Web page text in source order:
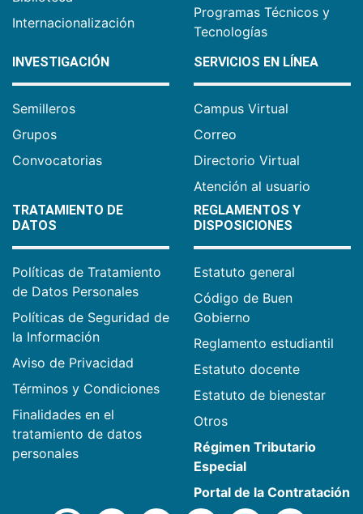
Internacionalización
Programas Técnicos y
Tecnologías
INVESTIGACIÓN
Semilleros
Grupos
Convocatorias
SERVICIOS EN LÍNEA
Campus Virtual
Correo
Directorio Virtual
Atención al usuario
TRATAMIENTO DE
DATOS
Políticas de Tratamiento
de Datos Personales
Políticas de Seguridad de
la Información
Aviso de Privacidad
Términos y Condiciones
Finalidades en el
tratamiento de datos
personales
REGLAMENTOS Y
DISPOSICIONES
Estatuto general
Código de Buen
Gobierno
Reglamento estudiantil
Estatuto docente
Estatuto de bienestar
Otros
Régimen Tributario
Especial
Portal de la Contratación